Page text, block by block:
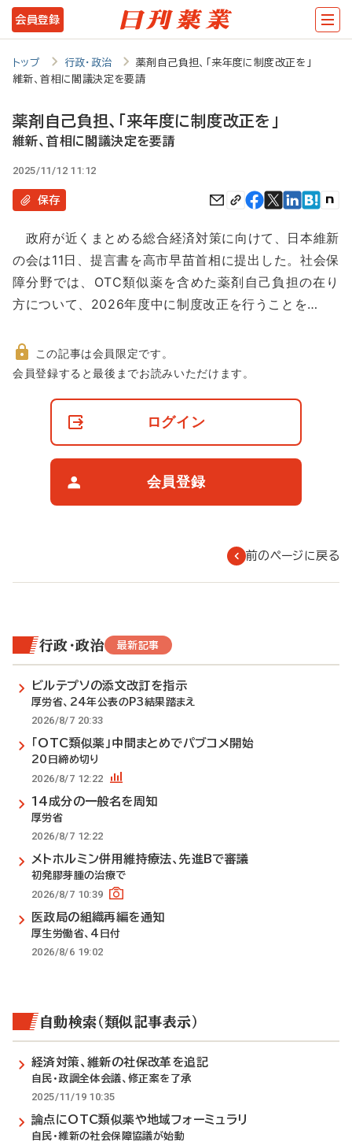
メ
イ
ン
テ
ツ
に
動
会員登録
トップ 行政・政治
薬剤自己負担、「来年度に制度改正を」
維新、首相に閣議決定を要請
薬剤自己負担、「来年度に制度改正を」
維新、首相に閣議決定を要請
2025/11/12 11:12
保存
政府が近くまとめる総合経済対策に向けて、日本維新
の会は11日、提言書を高市早苗首相に提出した。社会保
障分野では、OTC類似薬を含めた薬剤自己負担の在り
方について、2026年度中に制度改正を行うことを…
非
この記事は会員限定です。
会員登録すると最後までお読みいただけます。
ログイン
会員登録
前のページに戻る
行政・政治 最新記事
ビルテプソの添文改訂を指示
厚労省、24年公表のP3結果踏まえ
2026/8/7 20:33
「OTC類似薬」中間まとめでパブコメ開始
20日締め切り
2026/8/7 12:22
14成分の一般名を周知
厚労省
2026/8/7 12:22
メトホルミン併用維持療法、先進Bで審議
初発膠芽腫の治療で
2026/8/7 10:39
医政局の組織再編を通知
厚生労働省、4日付
2026/8/6 19:02
自動検索（類似記事表示）
経済対策、維新の社保改革を追記
自民・政調全体会議、修正案を了承
2025/11/19 10:35
論点にOTC類似薬や地域フォーミュラリ
自民・維新の社会保障協議が始動